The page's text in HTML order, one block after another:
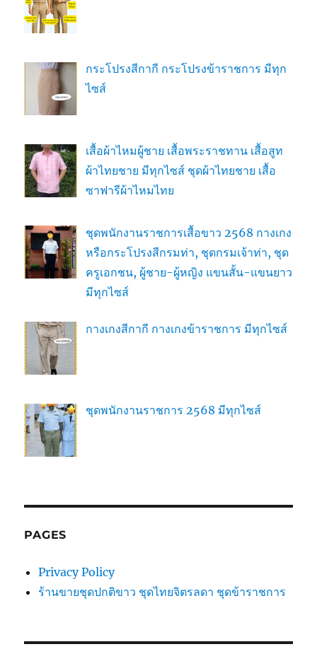
กระโปรงสีกากี กระโปรงข้าราชการ มีทุก
ไซส์
เสื้อผ้าไหมผู้ชาย เสื้อพระราชทาน เสื้อสูท
ผ้าไทยชาย มีทุกไซส์ ชุดผ้าไทยชาย เสื้อ
ซาฟารีผ้าไหมไทย
ชุดพนักงานราชการเสื้อขาว 2568 กางเกง
หรือกระโปรงสีกรมท่า, ชุดกรมเจ้าท่า, ชุด
ครูเอกชน, ผู้ชาย-ผู้หญิง แขนสั้น-แขนยาว
มีทุกไซส์
กางเกงสีกากี กางเกงข้าราชการ มีทุกไซส์
ชุดพนักงานราชการ 2568 มีทุกไซส์
PAGES
Privacy Policy
ร้านขายชุดปกติขาว ชุดไทยจิตรลดา ชุดข้าราชการ